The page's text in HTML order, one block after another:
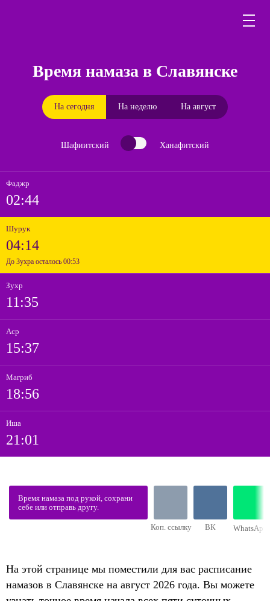
Время намаза в Славянске
На сегодня На неделю На август
Шафиитский Ханафитский
Фаджр
02:44
Шурук
04:14
До Зухра осталось 00:53
Зухр
11:35
Аср
15:37
Магриб
18:56
Иша
21:01
Время намаза под рукой, сохрани
себе или отправь другу.
Коп. ссылку ВК WhatsApp
На этой странице мы поместили для вас расписание
намазов в Славянске на август 2026 года. Вы можете